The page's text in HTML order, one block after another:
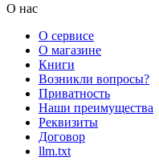
О нас
О сервисе
О магазине
Книги
Возникли вопросы?
Приватность
Наши преимущества
Реквизиты
Договор
llm.txt